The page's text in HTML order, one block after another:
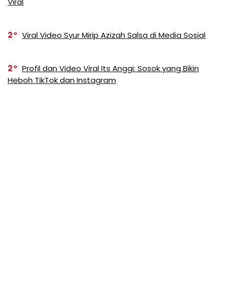
2 Viral Video Syur Mirip Azizah Salsa di Media Sosial
2
Profil dan Video Viral Its Anggi: Sosok yang Bikin
Heboh TikTok dan Instagram